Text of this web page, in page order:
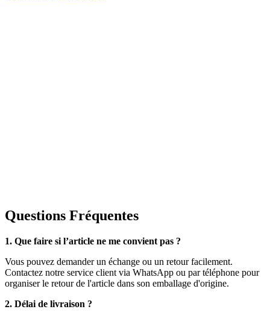
Questions Fréquentes
1. Que faire si l’article ne me convient pas ?
Vous pouvez demander un échange ou un retour facilement.
Contactez notre service client via WhatsApp ou par téléphone pour
organiser le retour de l'article dans son emballage d'origine.
2. Délai de livraison ?